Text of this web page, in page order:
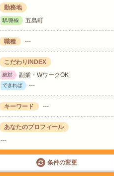
勤務地
駅/路線 五島町
職種 ---
こだわりINDEX
絶対 副業・WワークOK
できれば ---
キーワード ---
あなたのプロフィール
---
条件の変更